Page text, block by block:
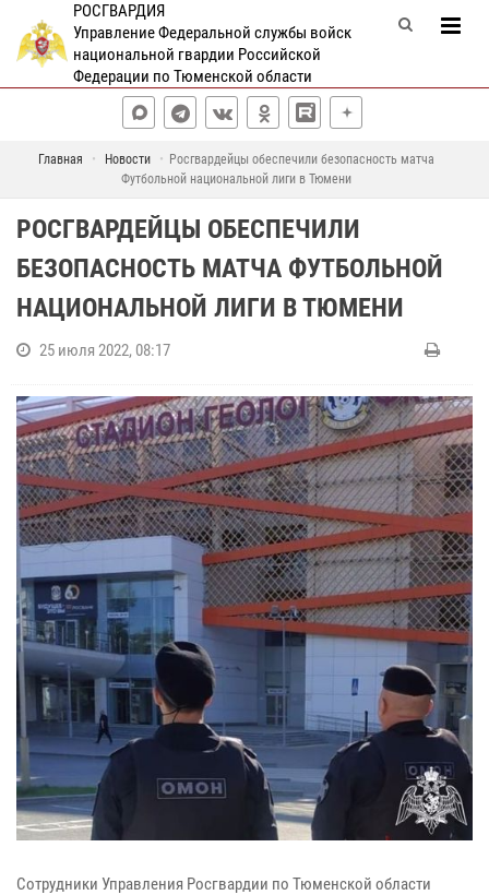
РОСГВАРДИЯ
Управление Федеральной службы войск
национальной гвардии Российской
Федерации по Тюменской области
Главная Новости
Росгвардейцы обеспечили безопасность матча
Футбольной национальной лиги в Тюмени
РОСГВАРДЕЙЦЫ ОБЕСПЕЧИЛИ
БЕЗОПАСНОСТЬ МАТЧА ФУТБОЛЬНОЙ
НАЦИОНАЛЬНОЙ ЛИГИ В ТЮМЕНИ
25 июля 2022, 08:17
Сотрудники Управления Росгвардии по Тюменской области